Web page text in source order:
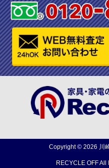
Copyright © 2026 川
RECYCLE OFFAll